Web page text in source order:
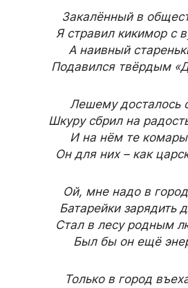
Закалённый в
Я стравил кикимор с
А наивный
Подавился твёрдым
Лешему досталось
Шкуру сбрил на
И на нём те
Он для них – как
Ой, мне надо в
Батарейки зарядить
Стал в лесу родным
Был бы он ещё
Только в город